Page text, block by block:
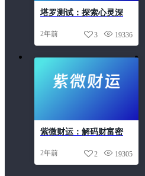
紫微斗数 紫微财运
结婚吉日 解名
运势 配对
黄大仙灵签
塔罗测试：探索心灵深
2年前 19336
3
紫微财运：解码财富密
2年前 19305
2